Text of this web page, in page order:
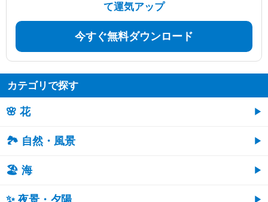
て運気アップ
今すぐ無料ダウンロード
カテゴリで探す
🌸 花
🏞️ 自然・風景
🏖 海
✨ 夜景・夕陽